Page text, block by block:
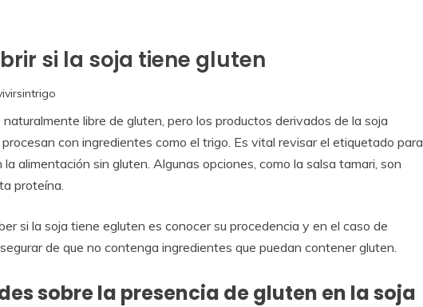
si la soja tiene gluten
naturalmente libre de gluten, pero los productos derivados de la soja
con ingredientes como el trigo. Es vital revisar el etiquetado para
la alimentación sin gluten. Algunas opciones, como la salsa tamari, son
proteína.
si la soja tiene egluten es conocer su procedencia y en el caso de
de que no contenga ingredientes que puedan contener gluten.
sobre la presencia de gluten en la soja